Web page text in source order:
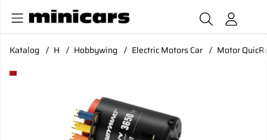
Katalog H Hobbywing Electric Motors Car Motor
Produktbilder Motor QuicRun 3650SD 13.5T G2